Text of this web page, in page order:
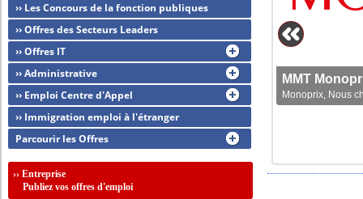
MMT
Monoprix, Nous
›› Les Concours de la fonction publiques
›› Offres des Secteurs Leaders
›› Offres IT
›› Administrative
›› Emploi Centre d'Appel
›› Immigration emploi à l'étranger
Parcourir les Offres
››Entreprise
Publiez vos offres d'emploi